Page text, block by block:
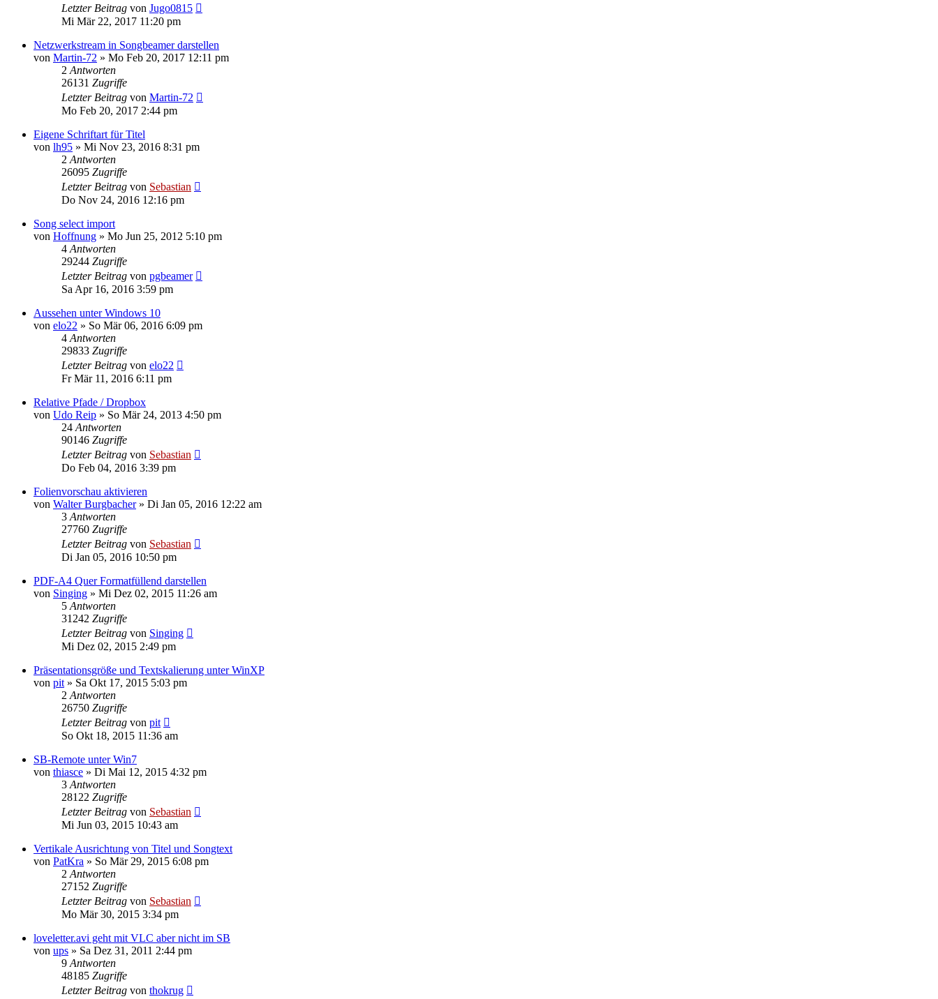
Letzter Beitrag von Jugo0815
Mi Mär 22, 2017 11:20 pm
Netzwerkstream in Songbeamer darstellen
von Martin-72 » Mo Feb 20, 2017 12:11 pm
2 Antworten
26131 Zugriffe
Letzter Beitrag von Martin-72
Mo Feb 20, 2017 2:44 pm
Eigene Schriftart für Titel
von lh95 » Mi Nov 23, 2016 8:31 pm
2 Antworten
26095 Zugriffe
Letzter Beitrag von Sebastian
Do Nov 24, 2016 12:16 pm
Song select import
von Hoffnung » Mo Jun 25, 2012 5:10 pm
4 Antworten
29244 Zugriffe
Letzter Beitrag von pgbeamer
Sa Apr 16, 2016 3:59 pm
Aussehen unter Windows 10
von elo22 » So Mär 06, 2016 6:09 pm
4 Antworten
29833 Zugriffe
Letzter Beitrag von elo22
Fr Mär 11, 2016 6:11 pm
Relative Pfade / Dropbox
von Udo Reip » So Mär 24, 2013 4:50 pm
24 Antworten
90146 Zugriffe
Letzter Beitrag von Sebastian
Do Feb 04, 2016 3:39 pm
Folienvorschau aktivieren
von Walter Burgbacher» Di Jan 05, 2016 12:22 am
3 Antworten
27760 Zugriffe
Letzter Beitrag von Sebastian
Di Jan 05, 2016 10:50 pm
PDF-A4 Quer Formatfüllend darstellen
von Singing » Mi Dez 02, 2015 11:26 am
5 Antworten
31242 Zugriffe
Letzter Beitrag von Singing
Mi Dez 02, 2015 2:49 pm
Präsentationsgröße und Textskalierung unter WinXP
von pit » Sa Okt 17, 2015 5:03 pm
2 Antworten
26750 Zugriffe
Letzter Beitrag von pit
So Okt 18, 2015 11:36 am
SB-Remote unter Win7
von thiasce » Di Mai 12, 2015 4:32 pm
3 Antworten
28122 Zugriffe
Letzter Beitrag von Sebastian
Mi Jun 03, 2015 10:43 am
Vertikale Ausrichtung von Titel und Songtext
von PatKra » So Mär 29, 2015 6:08 pm
2 Antworten
27152 Zugriffe
Letzter Beitrag von Sebastian
Mo Mär 30, 2015 3:34 pm
loveletter.avi geht mit VLC aber nicht im SB
von ups » Sa Dez 31, 2011 2:44 pm
9 Antworten
48185 Zugriffe
Letzter Beitrag von thokrug